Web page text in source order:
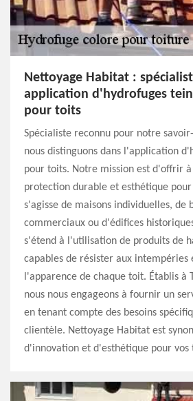
Nettoyage Habitat :
application d'hydrofuges
pour toits
Spécialiste reconnu pour notre
nous distinguons dans l'application
pour toits. Notre mission est d'offrir
protection durable et esthétique
s'agisse de maisons individuelles, de
commerciaux ou d'édifices
s'étend à l'utilisation de produits de
capables de résister aux intempéries
l'apparence de chaque toit. Établis à
nous nous engageons à fournir un
en tenant compte des besoins
clientèle. Nettoyage Habitat est
d'innovation et d'esthétique pour vos